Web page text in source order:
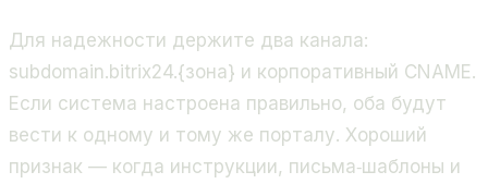
Для надежности держите два канала:
subdomain.bitrix24.{зона} и корпоративный CNAME.
Если система настроена правильно, оба будут
вести к одному и тому же порталу. Хороший
признак — когда инструкции, письма‑шаблоны и